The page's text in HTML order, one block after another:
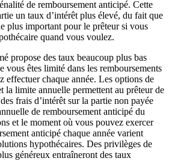
de remboursement anticipé. Cette
un taux d’intérêt plus élevé, du fait que
plus important pour le prêteur si vous
quand vous voulez.
propose des taux beaucoup plus bas
vous êtes limité dans les remboursements
effectuer chaque année. Les options de
la limite annuelle permettent au prêteur de
frais d’intérêt sur la partie non payée
de remboursement anticipé du
et le moment où vous pouvez exercer
anticipé chaque année varient
hypothécaires. Des privilèges de
généreux entraîneront des taux